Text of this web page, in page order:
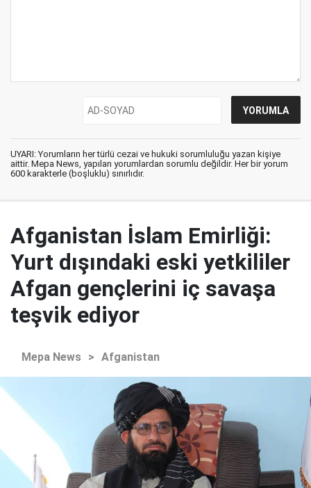
UYARI: Yorumların her türlü cezai ve hukuki sorumluluğu yazan kişiye
aittir. Mepa News, yapılan yorumlardan sorumlu değildir. Her bir yorum
600 karakterle (boşluklu) sınırlıdır.
Afganistan İslam Emirliği:
Yurt dışındaki eski yetkililer
Afgan gençlerini iç savaşa
teşvik ediyor
Mepa News > Afganistan